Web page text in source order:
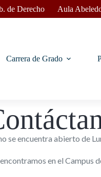
de Derecho Aula
Carrera de Grado
se encuentra abierto de
en el Campus